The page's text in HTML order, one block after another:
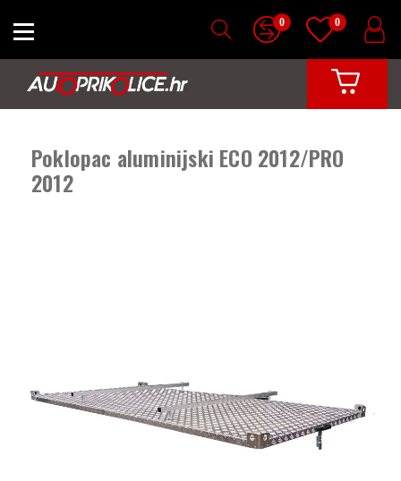
0 0
Poklopac aluminijski ECO 2012/PRO
2012